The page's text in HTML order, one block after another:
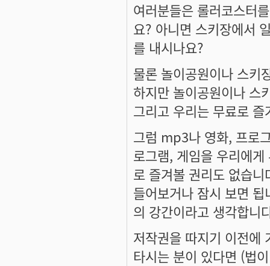
여러분들은 롤러코스터
요? 아니면 스키장에서
를 내시나요?
물론 놀이공원이나 스키
하지만 놀이공원이나 스
그리고 우리는 무료로
그럼 mp3나 영화, 프로
로그램, 게임을 우리에
로 즐겨볼 권리도 없습
들어보거나 잠시 보면
의 강간이라고 생각합니
저작권을 따지기 이전에
타시는 분이 있다면 (법